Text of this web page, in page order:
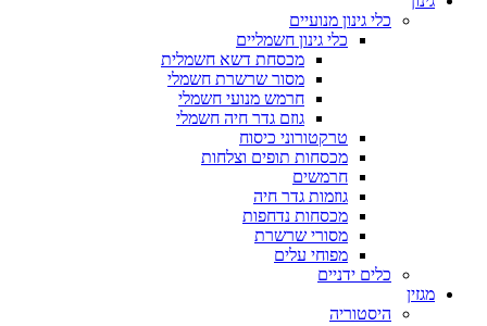
כלי גינון מנועיים
כלי גינון חשמליים
מכסחת דשא חשמלית
מסור שרשרת חשמלי
חרמש מנועי חשמלי
גוזם גדר חיה חשמלי
טרקטורוני כיסוח
מכסחות תופים וצלחות
חרמשים
גוזמות גדר חיה
מכסחות נדחפות
מסורי שרשרת
מפוחי עלים
כלים ידניים
מגזין
היסטוריה